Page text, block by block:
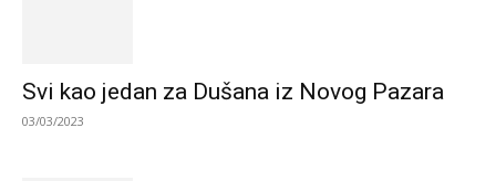
Svi kao jedan za Dušana iz Novog Pazara
03/03/2023